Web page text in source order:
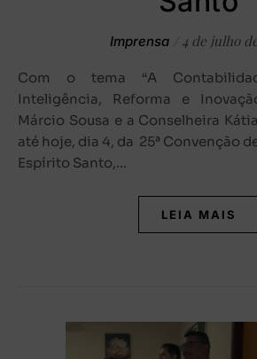
Imprensa / 4 de julho
Com o tema “A Contabilidade do Amanhã:
Inteligência, Reforma e
Márcio Sousa e a Conselheira
até hoje, dia 4, da 25ª Convenção
Espírito Santo,…
LEIA MAIS